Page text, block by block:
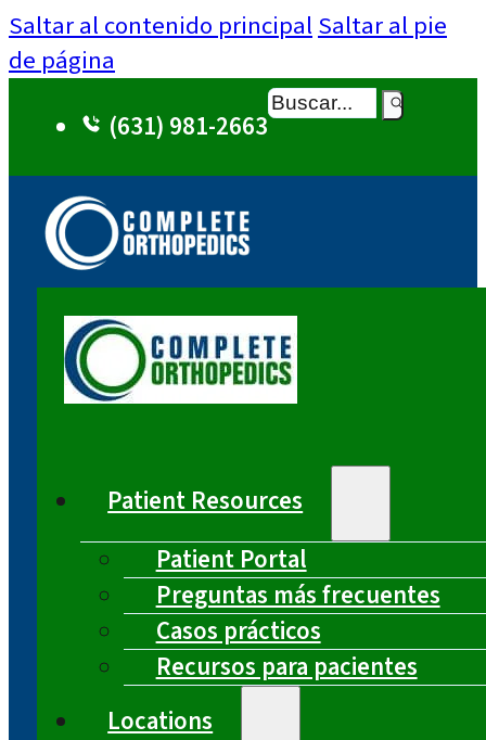
Saltar al contenido principal Saltar al pie
de página
(631) 981-2663
Buscar
Patient Resources
Patient Portal
Preguntas más frecuentes
Casos prácticos
Recursos para pacientes
Locations